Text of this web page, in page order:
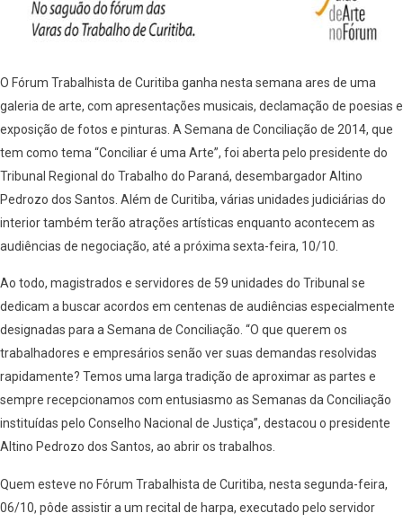
O Fórum Trabalhista de Curitiba ganha nesta semana ares de uma
galeria de arte, com apresentações musicais, declamação de poesias e
exposição de fotos e pinturas. A Semana de Conciliação de 2014, que
tem como tema “Conciliar é uma Arte”, foi aberta pelo presidente do
Tribunal Regional do Trabalho do Paraná, desembargador Altino
Pedrozo dos Santos. Além de Curitiba, várias unidades judiciárias do
interior também terão atrações artísticas enquanto acontecem as
audiências de negociação, até a próxima sexta-feira, 10/10.
Ao todo, magistrados e servidores de 59 unidades do Tribunal se
dedicam a buscar acordos em centenas de audiências especialmente
designadas para a Semana de Conciliação. “O que querem os
trabalhadores e empresários senão ver suas demandas resolvidas
rapidamente? Temos uma larga tradição de aproximar as partes e
sempre recepcionamos com entusiasmo as Semanas da Conciliação
instituídas pelo Conselho Nacional de Justiça”, destacou o presidente
Altino Pedrozo dos Santos, ao abrir os trabalhos.
Quem esteve no Fórum Trabalhista de Curitiba, nesta segunda-feira,
06/10, pôde assistir a um recital de harpa, executado pelo servidor